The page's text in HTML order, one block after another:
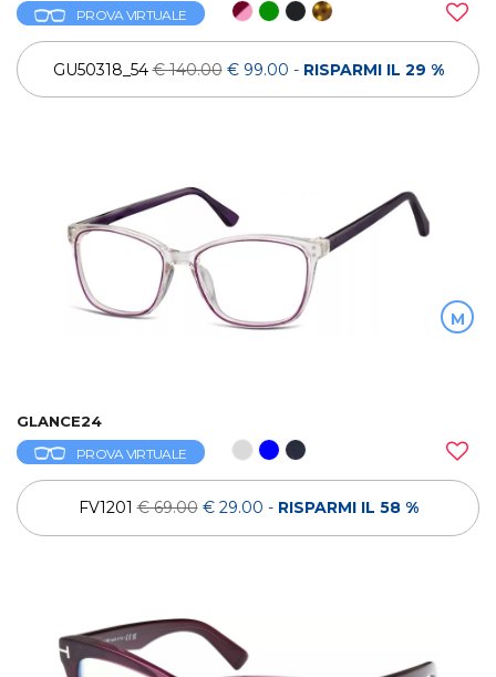
PROVA VIRTUALE
GU50318_54€ 140.00 € 99.00 - RISPARMI IL 29 %
M
GLANCE24
PROVA VIRTUALE
FV1201€ 69.00 € 29.00 - RISPARMI IL 58 %